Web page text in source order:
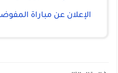
الإعلان عن مباراة المفوضين